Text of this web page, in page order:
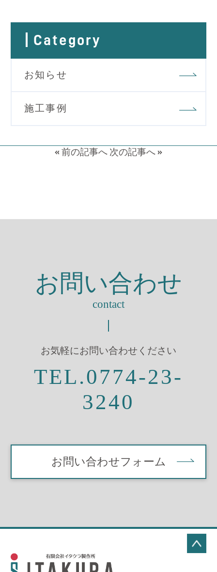
Category
お知らせ
施工事例
« 前の記事へ 次の記事へ »
お問い合わせ
contact
お気軽にお問い合わせください
TEL.0774-23-
3240
お問い合わせフォーム